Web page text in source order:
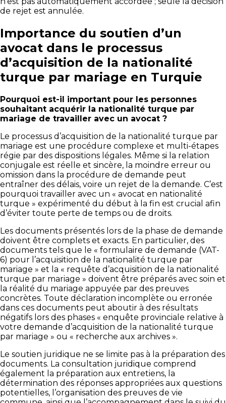
de rejet est annulée.
Importance du soutien d’un
avocat dans le processus
d’acquisition de la nationalité
turque par mariage en Turquie
Pourquoi est-il important pour les personnes
souhaitant acquérir la nationalité turque par
mariage de travailler avec un avocat ?
Le processus d’acquisition de la nationalité turque par
mariage est une procédure complexe et multi-étapes
régie par des dispositions légales. Même si la relation
conjugale est réelle et sincère, la moindre erreur ou
omission dans la procédure de demande peut
entraîner des délais, voire un rejet de la demande. C’est
pourquoi travailler avec un « avocat en nationalité
turque » expérimenté du début à la fin est crucial afin
d’éviter toute perte de temps ou de droits.
Les documents présentés lors de la phase de demande
doivent être complets et exacts. En particulier, des
documents tels que le « formulaire de demande (VAT-
6) pour l’acquisition de la nationalité turque par
mariage » et la « requête d’acquisition de la nationalité
turque par mariage » doivent être préparés avec soin et
la réalité du mariage appuyée par des preuves
concrètes. Toute déclaration incomplète ou erronée
dans ces documents peut aboutir à des résultats
négatifs lors des phases « enquête provinciale relative à
votre demande d’acquisition de la nationalité turque
par mariage » ou « recherche aux archives ».
Le soutien juridique ne se limite pas à la préparation des
documents. La consultation juridique comprend
également la préparation aux entretiens, la
détermination des réponses appropriées aux questions
potentielles, l’organisation des preuves de vie